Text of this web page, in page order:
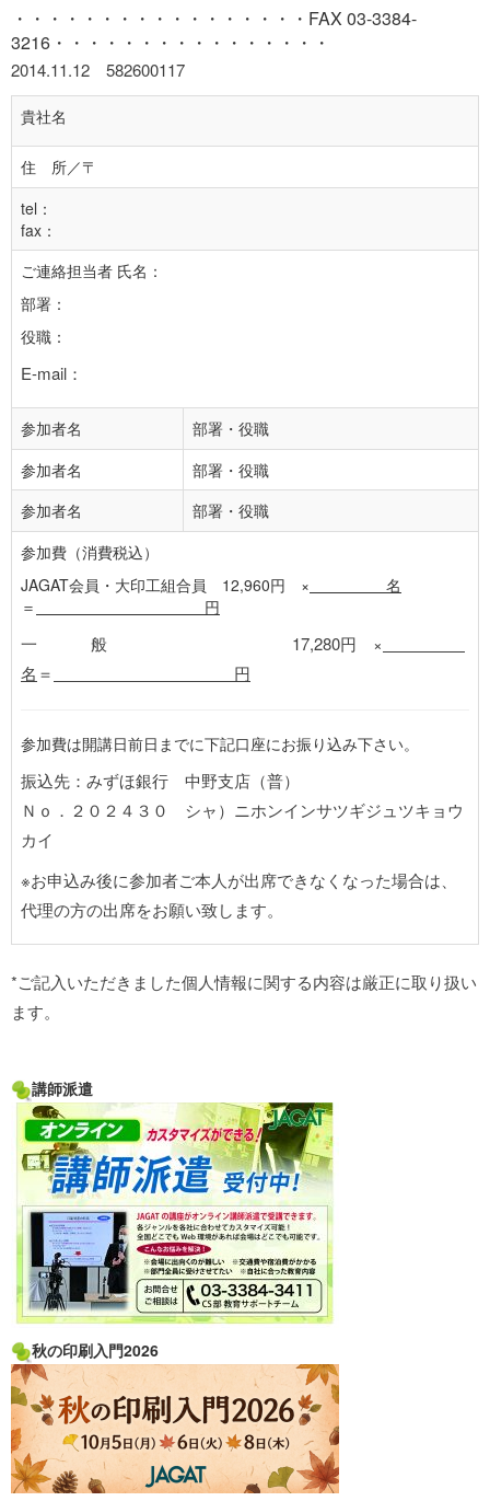
・・・・・・・・・・・・・・・・・FAX 03-3384-
3216・・・・・・・・・・・・・・・・
2014.11.12 582600117
貴社名
住 所／〒
tel：
fax：
ご連絡担当者 氏名：
部署：
役職：
E-mail：
参加者名
部署・役職
参加者名
部署・役職
参加者名
部署・役職
参加費（消費税込）
JAGAT会員・大印工組合員 12,960円 × 名
＝
円
一 般 17,280円 ×
名 ＝ 円
参加費は開講日前日までに下記口座にお振り込み下さい。
振込先：みずほ銀行 中野支店（普）
Ｎｏ．２０２４３０ シャ）ニホンインサツギジュツキョウ
カイ
※お申込み後に参加者ご本人が出席できなくなった場合は、
代理の方の出席をお願い致します。
*ご記入いただきました個人情報に関する内容は厳正に取り扱い
ます。
講師派遣
秋の印刷入門2026